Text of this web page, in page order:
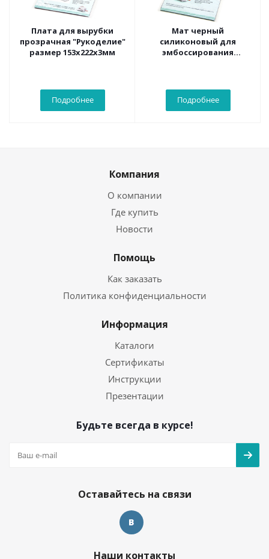
Плата для вырубки
прозрачная "Рукоделие"
размер 153х222х3мм
Подробнее
Мат черный
силиконовый для
эмбоссирования
Подробнее
Компания
О компании
Где купить
Новости
Помощь
Как заказать
Политика конфиденциальности
Информация
Каталоги
Сертификаты
Инструкции
Презентации
Будьте всегда в курсе!
Оставайтесь на связи
Наши контакты